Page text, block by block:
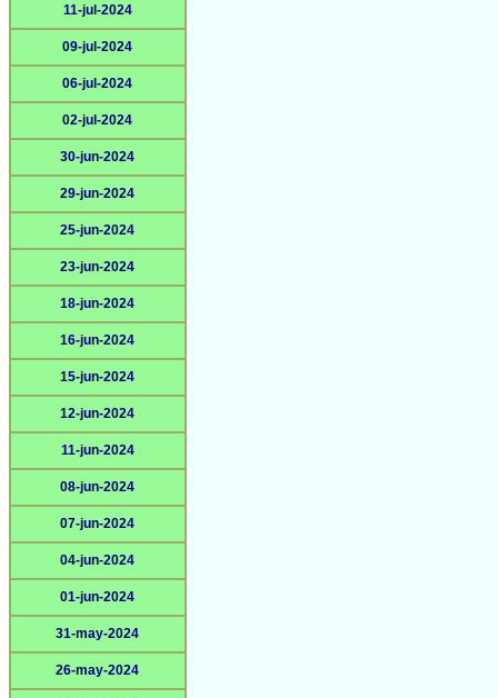
11-jul-2024
09-jul-2024
06-jul-2024
02-jul-2024
30-jun-2024
29-jun-2024
25-jun-2024
23-jun-2024
18-jun-2024
16-jun-2024
15-jun-2024
12-jun-2024
11-jun-2024
08-jun-2024
07-jun-2024
04-jun-2024
01-jun-2024
31-may-2024
26-may-2024